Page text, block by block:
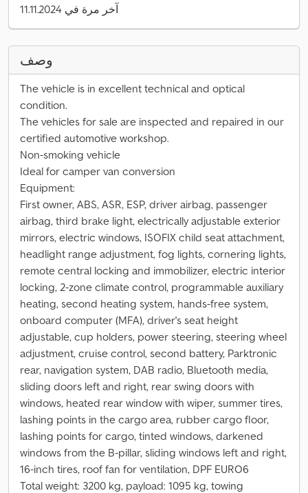
آخر مرة في 11.11.2024
وصف
The vehicle is in excellent technical and optical
condition.
The vehicles for sale are inspected and repaired in our
certified automotive workshop.
Non-smoking vehicle
Ideal for camper van conversion
Equipment:
First owner, ABS, ASR, ESP, driver airbag, passenger
airbag, third brake light, electrically adjustable exterior
mirrors, electric windows, ISOFIX child seat attachment,
headlight range adjustment, fog lights, cornering lights,
remote central locking and immobilizer, electric interior
locking, 2-zone climate control, programmable auxiliary
heating, second heating system, hands-free system,
onboard computer (MFA), driver's seat height
adjustable, cup holders, power steering, steering wheel
adjustment, cruise control, second battery, Parktronic
rear, navigation system, DAB radio, Bluetooth media,
sliding doors left and right, rear swing doors with
windows, heated rear window with wiper, summer tires,
lashing points in the cargo area, rubber cargo floor,
lashing points for cargo, tinted windows, darkened
windows from the B-pillar, sliding windows left and right,
16-inch tires, roof fan for ventilation, DPF EURO6
Total weight: 3200 kg, payload: 1095 kg, towing